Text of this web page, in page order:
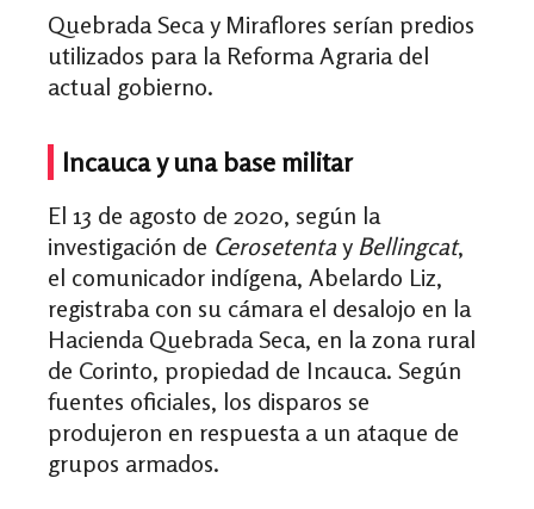
Quebrada Seca y Miraflores serían predios
utilizados para la Reforma Agraria del
actual gobierno.
Incauca y una base militar
El 13 de agosto de 2020, según la
investigación de Cerosetenta y Bellingcat,
el comunicador indígena, Abelardo Liz,
registraba con su cámara el desalojo en la
Hacienda Quebrada Seca, en la zona rural
de Corinto, propiedad de Incauca. Según
fuentes oficiales, los disparos se
produjeron en respuesta a un ataque de
grupos armados.